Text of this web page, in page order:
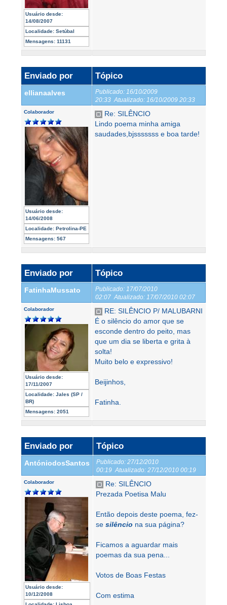
Usuário desde:
14/08/2007
Localidade: Setúbal
Mensagens: 11131
Enviado por Tópico
ellianaalves Publicado: 16/10/2009
20:33 Atualizado: 16/10/2009 20:33
Colaborador
Usuário desde:
14/06/2008
Localidade: Petrolina-PE
Mensagens: 567
Re: SILÊNCIO
Lindo poema minha amiga
saudades,bjsssssss e boa tarde!
Enviado por Tópico
FatinhaMussato Publicado: 17/07/2010
02:07 Atualizado: 17/07/2010 02:07
Colaborador
Usuário desde:
17/11/2007
Localidade: Jales (SP /
BR)
Mensagens: 2051
RE: SILÊNCIO P/ MALUBARNI
É o silêncio do amor que se
esconde dentro do peito, mas
que um dia se liberta e grita à
solta!
Muito belo e expressivo!
Beijinhos,
Fatinha.
Enviado por Tópico
AntóniodosSantos Publicado: 27/12/2010
00:19 Atualizado: 27/12/2010 00:19
Colaborador
Usuário desde:
10/12/2008
Re: SILÊNCIO
Prezada Poetisa Malu
Então depois deste poema, fez-
se silêncio na sua página?
Ficamos a aguardar mais
poemas da sua pena...
Votos de Boas Festas
Com estima